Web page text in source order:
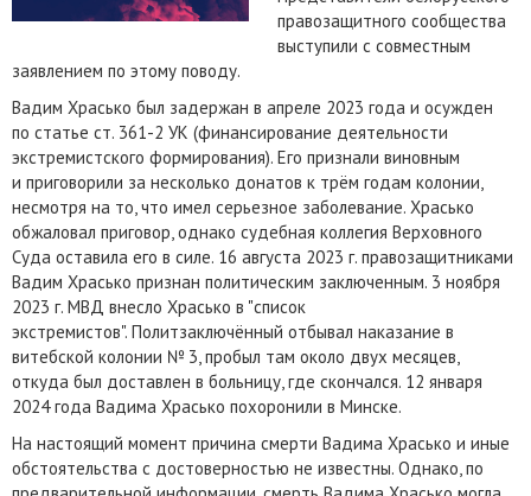
правозащитного сообщества
выступили с совместным
заявлением по этому поводу.
Вадим Храсько был задержан в апреле 2023 года и осужден
по статье ст. 361-2 УК (финансирование деятельности
экстремистского формирования). Его признали виновным
и приговорили за несколько донатов к трём годам колонии,
несмотря на то, что имел серьезное заболевание. Храсько
обжаловал приговор, однако судебная коллегия Верховного
Суда оставила его в силе. 16 августа 2023 г. правозащитниками
Вадим Храсько признан политическим заключенным. 3 ноября
2023 г. МВД внесло Храсько в "список
экстремистов". Политзаключённый отбывал наказание в
витебской колонии № 3, пробыл там около двух месяцев,
откуда был доставлен в больницу, где скончался. 12 января
2024 года Вадима Храсько похоронили в Минске.
На настоящий момент причина смерти Вадима Храсько и иные
обстоятельства с достоверностью не известны. Однако, по